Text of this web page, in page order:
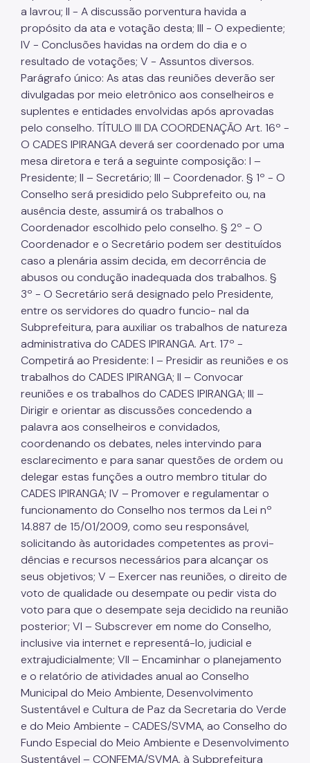
a lavrou; II - A discussão porventura havida a
propósito da ata e votação desta; III - O expediente;
IV - Conclusões havidas na ordem do dia e o
resultado de votações; V - Assuntos diversos.
Parágrafo único: As atas das reuniões deverão ser
divulgadas por meio eletrônico aos conselheiros e
suplentes e entidades envolvidas após aprovadas
pelo conselho. TÍTULO III DA COORDENAÇÃO Art. 16º -
O CADES IPIRANGA deverá ser coordenado por uma
mesa diretora e terá a seguinte composição: I –
Presidente; II – Secretário; III – Coordenador. § 1º - O
Conselho será presidido pelo Subprefeito ou, na
ausência deste, assumirá os trabalhos o
Coordenador escolhido pelo conselho. § 2º - O
Coordenador e o Secretário podem ser destituídos
caso a plenária assim decida, em decorrência de
abusos ou condução inadequada dos trabalhos. §
3º - O Secretário será designado pelo Presidente,
entre os servidores do quadro funcio- nal da
Subprefeitura, para auxiliar os trabalhos de natureza
administrativa do CADES IPIRANGA. Art. 17º -
Competirá ao Presidente: I – Presidir as reuniões e os
trabalhos do CADES IPIRANGA; II – Convocar
reuniões e os trabalhos do CADES IPIRANGA; III –
Dirigir e orientar as discussões concedendo a
palavra aos conselheiros e convidados,
coordenando os debates, neles intervindo para
esclarecimento e para sanar questões de ordem ou
delegar estas funções a outro membro titular do
CADES IPIRANGA; IV – Promover e regulamentar o
funcionamento do Conselho nos termos da Lei nº
14.887 de 15/01/2009, como seu responsável,
solicitando às autoridades competentes as provi-
dências e recursos necessários para alcançar os
seus objetivos; V – Exercer nas reuniões, o direito de
voto de qualidade ou desempate ou pedir vista do
voto para que o desempate seja decidido na reunião
posterior; VI – Subscrever em nome do Conselho,
inclusive via internet e representá-lo, judicial e
extrajudicialmente; VII – Encaminhar o planejamento
e o relatório de atividades anual ao Conselho
Municipal do Meio Ambiente, Desenvolvimento
Sustentável e Cultura de Paz da Secretaria do Verde
e do Meio Ambiente - CADES/SVMA, ao Conselho do
Fundo Especial do Meio Ambiente e Desenvolvimento
Sustentável – CONFEMA/SVMA, à Subprefeitura